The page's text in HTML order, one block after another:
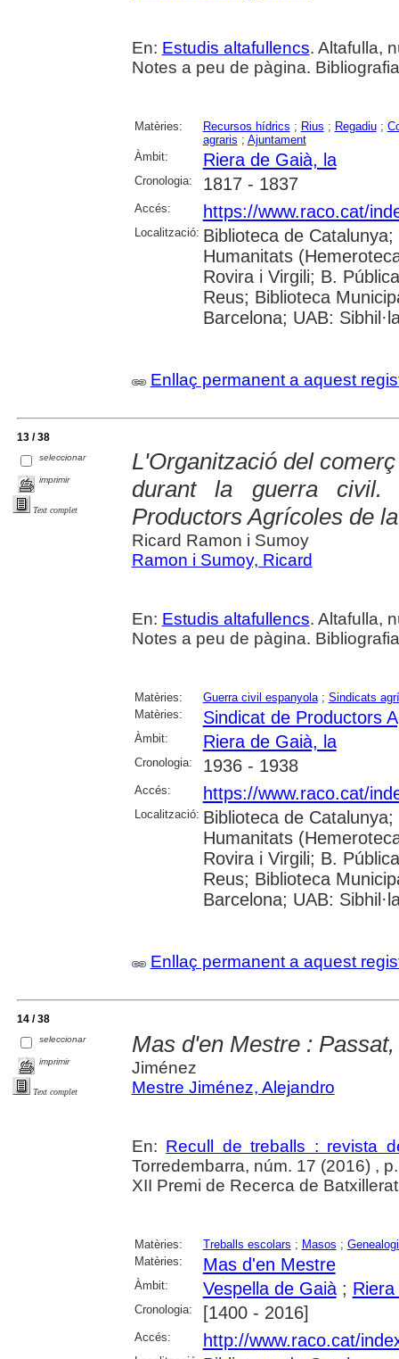
En: Estudis altafullencs. Altafulla,
Notes a peu de pàgina.
Matèries: Recursos hídrics ; Rius ; Regadiu;
agraris ; Ajuntament
Àmbit:
Riera de Gaià, la
Cronologia: 1817 - 1837
Accés: https://www.raco.cat/
Localització: Biblioteca de
Humanitats
Rovira i Virgili; B.
Reus; Biblioteca
Barcelona; UAB:
Enllaç permanent a aquest
13 / 38
seleccionar
imprimir
Text complet
L'Organització del
durant la guerra civil.
Productors Agrícoles de
Ricard Ramon i Sumoy
Ramon i Sumoy, Ricard
En: Estudis altafullencs. Altafulla,
Notes a peu de pàgina.
Matèries: Guerra civil espanyola; Sindicats
Matèries:
Sindicat de Productors
Àmbit: Riera de Gaià, la
Cronologia: 1936 - 1938
Accés: https://www.raco.cat/
Localització: Biblioteca de
Humanitats
Rovira i Virgili; B.
Reus; Biblioteca
Barcelona; UAB:
Enllaç permanent a aquest
14 / 38
seleccionar
imprimir
Text complet
Mas d'en Mestre :
Jiménez
Mestre Jiménez, Alejandro
En: Recull de treballs : revista
Torredembarra, núm. 17 (2016) ,
XII Premi de Recerca de
Matèries: Treballs escolars ; Masos ;
Matèries:
Mas d'en Mestre
Àmbit: Vespella de Gaià;
Cronologia: [1400 - 2016]
Accés: http://www.raco.cat/